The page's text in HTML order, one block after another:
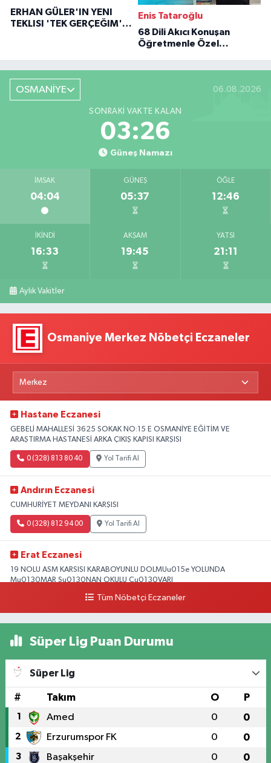
ERHAN GÜLER'IN YENI
TEKLISI 'TEK GERÇEĞIM'LE
Enis Tataroğlu
68 Dili Akıcı Konuşan
Öğretmenle Özel
OSMANİYE 06.08.2026
SONRAKI VAKTE KALAN
03:25
Güneş Namazı
İMSAK
04:04
GÜNEŞ
05:37
ÖĞLE
12:46
İKINDI
16:33
AKŞAM
19:45
YATSI
21:11
Aylık Vakitler
Osmaniye Merkez Nöbetçi Eczaneler
Hastane Eczanesi
GEBELİ MAHALLESİ 3625 SOKAK NO:15 E OSMANİYE EĞİTİM VE
ARAŞTIRMA HASTANESİ ARKA ÇIKIŞ KAPISI KARŞISI
0 (328) 813 80 40 Yol Tarifi Al
Andırın Eczanesi
CUMHURİYET MEYDANI KARŞISI
0 (328) 812 94 00 Yol Tarifi Al
Erat Eczanesi
19 NOLU ASM KARSISI KARABOYUNLU DOLMUu015e YOLUNDA
Mu0130MAR Su0130NAN OKULU Cu0130VARI
Yol Tarifi Al
Tüm Nöbetçi Eczaneler
Süper Lig Puan Durumu
Süper Lig
# Takım O P
1 Amed 0 0
2 Erzurumspor FK 0 0
3 Başakşehir 0 0